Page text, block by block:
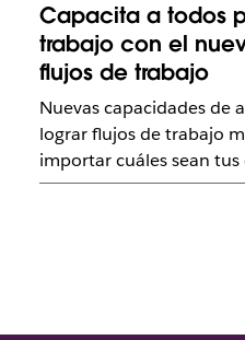
Capacita a todos
trabajo con el
flujos de trabajo
Nuevas capacidades de
lograr flujos de trabajo
importar cuáles sean